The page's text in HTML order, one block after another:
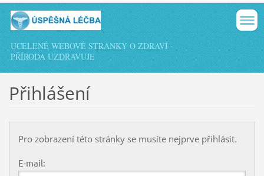
UCELENÉ WEBOVÉ STRÁNKY O ZDRAVÍ -
PŘÍRODA UZDRAVUJE
Přihlášení
Pro zobrazení této stránky se musíte nejprve přihlásit.
E-mail: